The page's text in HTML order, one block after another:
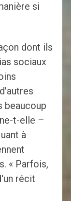
si
dont ils
sociaux
beaucoup
t-elle –
à
« Parfois,
récit